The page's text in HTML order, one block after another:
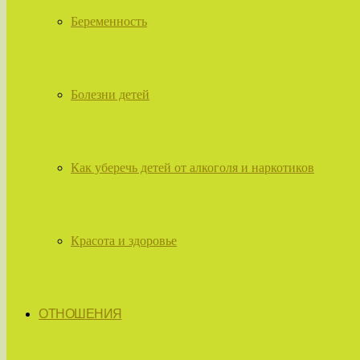
Беременность
Болезни детей
Как уберечь детей от алкоголя и наркотиков
Красота и здоровье
ОТНОШЕНИЯ